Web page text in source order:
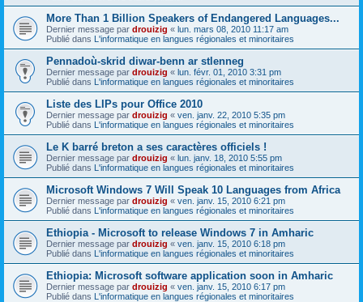
More Than 1 Billion Speakers of Endangered Languages...
Dernier message par drouizig « lun. mars 08, 2010 11:17 am
Publié dans L'informatique en langues régionales et minoritaires
Pennadoù-skrid diwar-benn ar stlenneg
Dernier message par drouizig « lun. févr. 01, 2010 3:31 pm
Publié dans L'informatique en langues régionales et minoritaires
Liste des LIPs pour Office 2010
Dernier message par drouizig « ven. janv. 22, 2010 5:35 pm
Publié dans L'informatique en langues régionales et minoritaires
Le K barré breton a ses caractères officiels !
Dernier message par drouizig « lun. janv. 18, 2010 5:55 pm
Publié dans L'informatique en langues régionales et minoritaires
Microsoft Windows 7 Will Speak 10 Languages from Africa
Dernier message par drouizig « ven. janv. 15, 2010 6:21 pm
Publié dans L'informatique en langues régionales et minoritaires
Ethiopia - Microsoft to release Windows 7 in Amharic
Dernier message par drouizig « ven. janv. 15, 2010 6:18 pm
Publié dans L'informatique en langues régionales et minoritaires
Ethiopia: Microsoft software application soon in Amharic
Dernier message par drouizig « ven. janv. 15, 2010 6:17 pm
Publié dans L'informatique en langues régionales et minoritaires